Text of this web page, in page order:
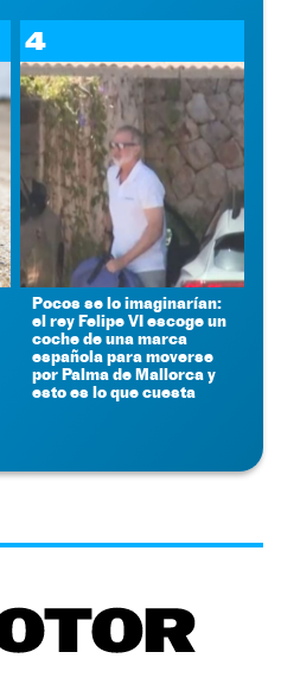
4
Pocos se lo imaginarían:
el rey Felipe VI escoge un
coche de una marca
española para moverse
por Palma de Mallorca y
esto es lo que cuesta